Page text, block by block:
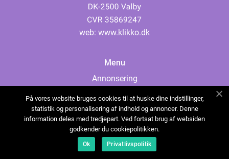
web: www.klikko.dk
Menu
Annonsering
Cookies
Kontakta oss
Sitemap
På vores website bruges cookies til at huske dine indstillinger,
statistik og personalisering af indhold og annoncer. Denne
information deles med tredjepart. Ved fortsat brug af websiden
godkender du cookiepolitikken.
Ok Privatlivspolitik